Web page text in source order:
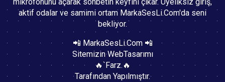
aktif odalar ve samimi ortam MarkaSesLi.Com'da seni
bekliyor.
📲 MarkaSesLi.Com 📲
Sitemizin WebTasarımı
🔥`Farz.🔥
Tarafından Yapılmıştır.